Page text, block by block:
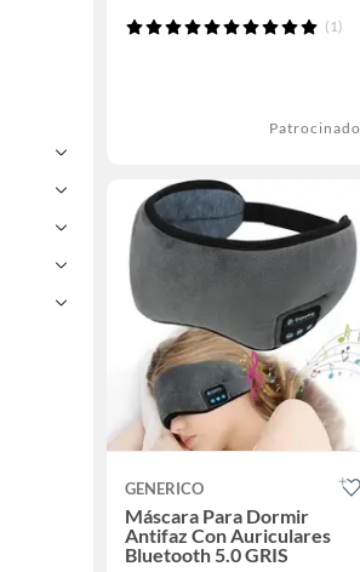
(1)
Patrocinado
GENERICO
Máscara Para Dormir
Antifaz Con Auriculares
Bluetooth 5.0 GRIS